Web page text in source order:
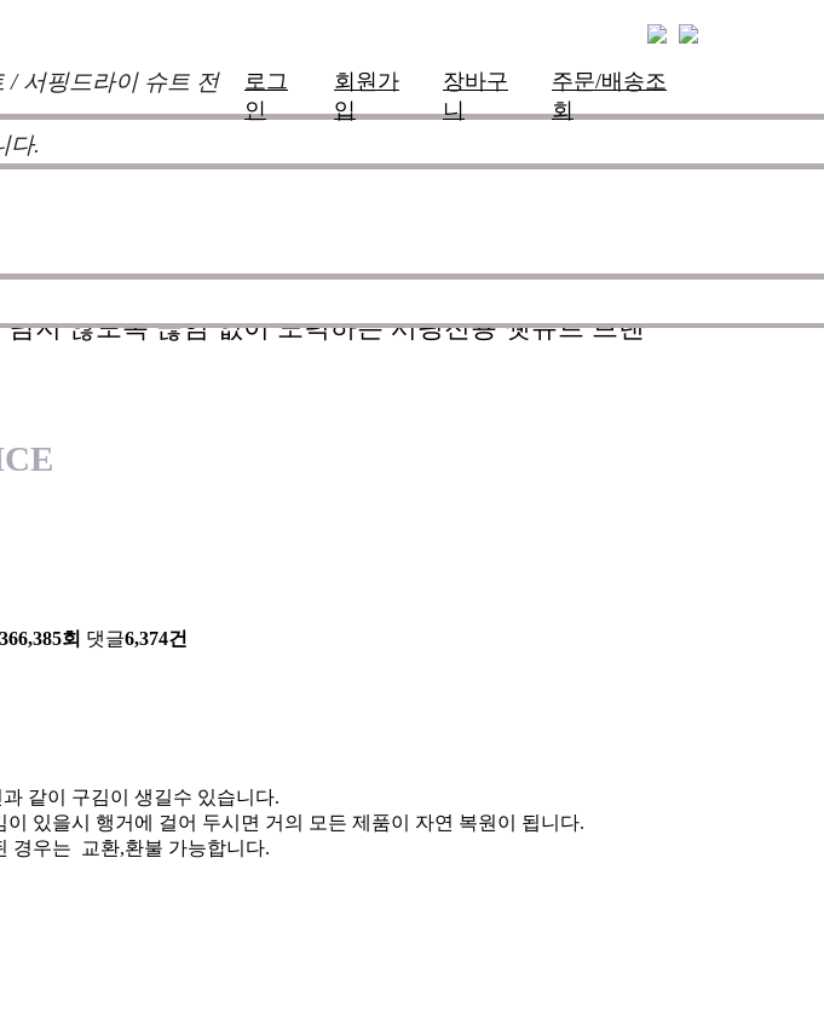
/ 서핑드라이 슈트 전
다.
로그
인
회원가
입
장바구
니
주문/배송조
회
영하여 매시즌 진화한 슈트를 개발하여 서핑라이프의
스텀 제작을 기본으로하며 제작의 모든 과정에 완벽함
남지 않도록 끊임 없이 노력하는 서핑전용 웻슈트 브랜
회 댓글6,374건
같이 구김이 생길수 있습니다.
있을시 행거에 걸어 두시면 거의 모든 제품이 자연 복원이 됩니다.
경우는 교환,환불 가능합니다.